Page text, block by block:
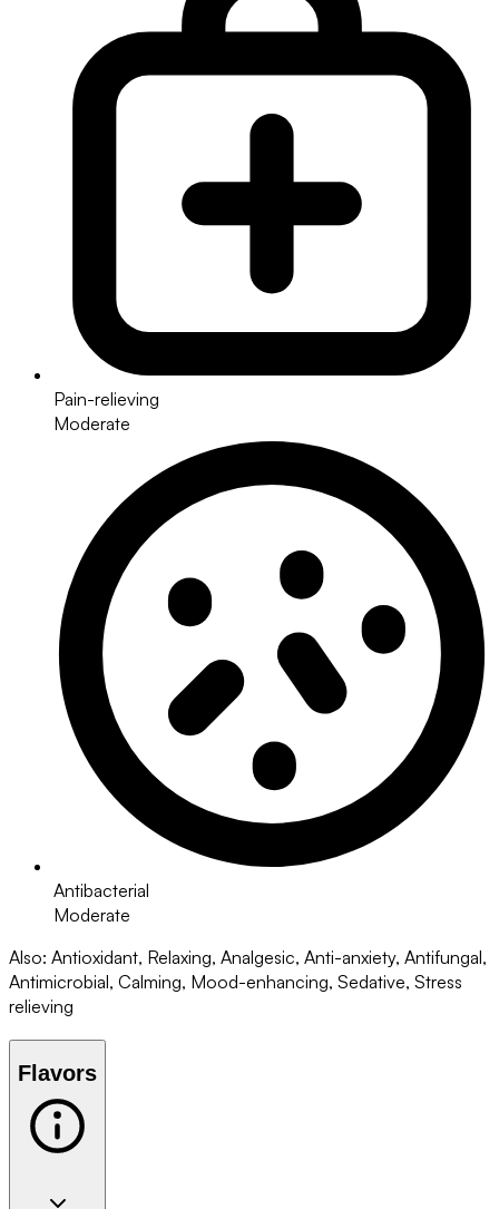
Pain-relieving
Moderate
Antibacterial
Moderate
Also: Antioxidant, Relaxing, Analgesic, Anti-anxiety, Antifungal,
Antimicrobial, Calming, Mood-enhancing, Sedative, Stress
relieving
Flavors